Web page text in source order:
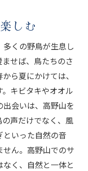
しむ
くの野鳥が生息し
せば、鳥たちのさ
ら夏にかけては、
キビタキやオオル
会いは、高野山を
声だけでなく、風
といった自然の音
ん。高野山でのサ
く、自然と一体と